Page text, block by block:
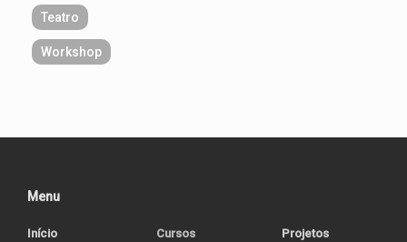
Teatro
Workshop
Menu
Início
Cursos
Projetos